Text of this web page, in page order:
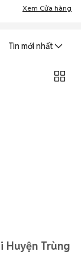
Xem Cửa hàng
Tin mới nhất
Huyện Trùng